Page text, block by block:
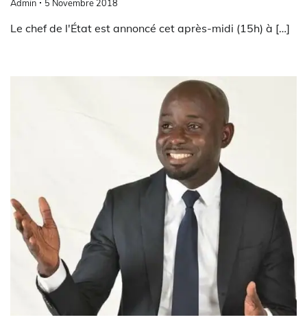
Admin 5 Novembre 2018
Le chef de l'État est annoncé cet après-midi (15h) à […]